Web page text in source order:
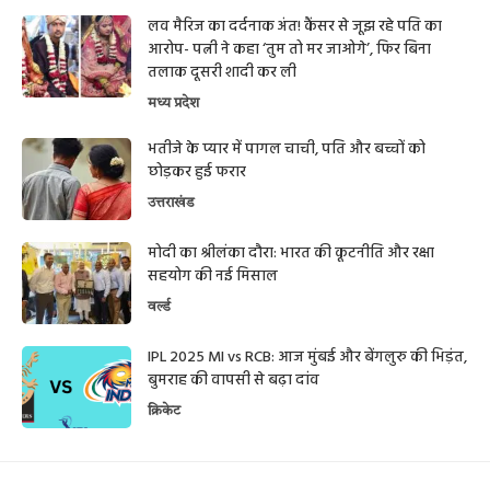
लव मैरिज का दर्दनाक अंत! कैंसर से जूझ रहे पति का
आरोप- पत्नी ने कहा ‘तुम तो मर जाओगे’, फिर बिना
तलाक दूसरी शादी कर ली
मध्य प्रदेश
भतीजे के प्यार में पागल चाची, पति और बच्चों को
छोड़कर हुई फरार
उत्तराखंड
मोदी का श्रीलंका दौरा: भारत की कूटनीति और रक्षा
सहयोग की नई मिसाल
वर्ल्ड
IPL 2025 MI vs RCB: आज मुंबई और बेंगलुरु की भिड़ंत,
बुमराह की वापसी से बढ़ा दांव
क्रिकेट